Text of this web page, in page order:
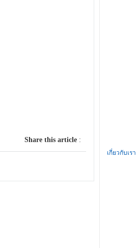
Share this article:
เกี่ยวกับเรา